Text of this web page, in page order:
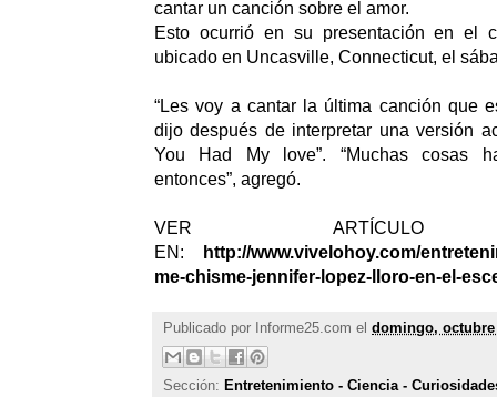
cantar un canción sobre el amor.
Esto ocurrió en su presentación en el
ubicado en Uncasville, Connecticut, el
“Les voy a cantar la última canción que
dijo después de interpretar una versión
You Had My love”. “Muchas cosas
entonces”, agregó.
VER ARTÍCULO
EN:
http://www.vivelohoy.com/
me-chisme-jennifer-lopez-lloro-en-el-
Publicado por Informe25.com el domingo, octubre
Sección: Entretenimiento - Ciencia -